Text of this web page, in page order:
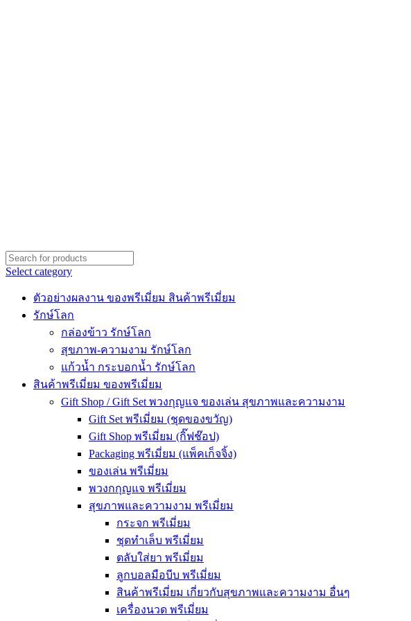
Select category
ตัวอย่างผลงาน ของพรีเมี่ยม สินค้าพรีเมี่ยม
รักษ์โลก
กล่องข้าว รักษ์โลก
สุขภาพ-ความงาม รักษ์โลก
แก้วน้ำ กระบอกน้ำ รักษ์โลก
สินค้าพรีเมี่ยม ของพรีเมี่ยม
Gift Shop / Gift Set พวงกุญแจ ของเล่น สุขภาพและความงาม
Gift Set พรีเมี่ยม (ชุดของขวัญ)
Gift Shop พรีเมี่ยม (กิ๊ฟช๊อป)
Packaging พรีเมี่ยม (แพ็คเก็จจิ้ง)
ของเล่น พรีเมี่ยม
พวงกกุญแจ พรีเมี่ยม
สุขภาพและความงาม พรีเมี่ยม
กระจก พรีเมี่ยม
ชุดทำเล็บ พรีเมี่ยม
ตลับใส่ยา พรีเมี่ยม
ลูกบอลมือบีบ พรีเมี่ยม
สินค้าพรีเมี่ยม เกี่ยวกับสุขภาพและความงาม อื่นๆ
เครื่องนวด พรีเมี่ยม